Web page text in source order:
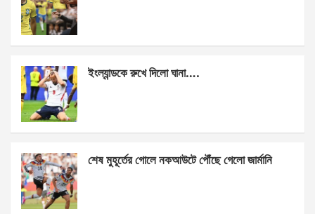
ইংল্যান্ডকে রুখে দিলো ঘানা….
শেষ মুহূর্তের গোলে নকআউটে পৌঁছে গেলো জার্মানি